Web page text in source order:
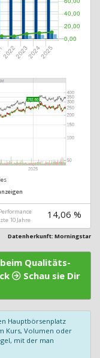
10 Jahre
14,06 %
Datenherkunft: Morningstar
Qualitäts-
Schau sie Dir
Hauptbörsenplatz
Kurs, Volumen oder
mit der man